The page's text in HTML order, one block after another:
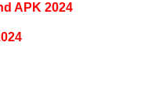
APK 2024